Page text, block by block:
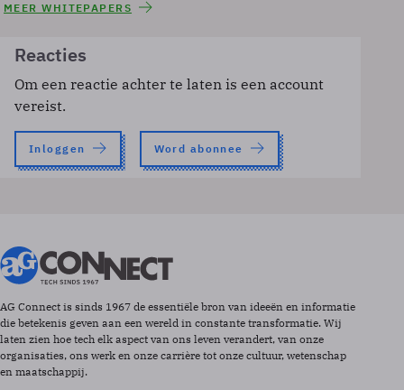
MEER WHITEPAPERS
Reacties
Om een reactie achter te laten is een account
vereist.
Inloggen Word abonnee
AG Connect is sinds 1967 de essentiële bron van ideeën en informatie
die betekenis geven aan een wereld in constante transformatie. Wij
laten zien hoe tech elk aspect van ons leven verandert, van onze
organisaties, ons werk en onze carrière tot onze cultuur, wetenschap
en maatschappij.